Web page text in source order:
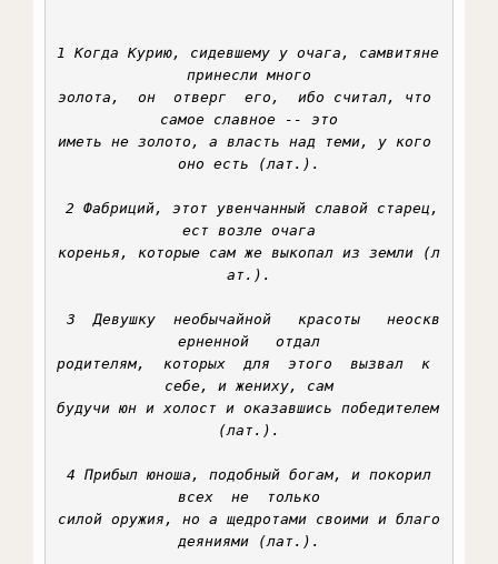
1 Когда Курию, сидевшему у очага, самвитяне
принесли много
эолота,  он  отверг  его,  ибо считал, что
самое славное -- это
иметь не золото, а власть над теми, у кого
оно есть (лат.).
ест возле очага
коренья, которые сам же выкопал из земли (л
ат.).
ерненной   отдал
родителям,  которых  для  этого  вызвал  к
себе, и жениху, сам
будучи юн и холост и оказавшись победителем
(лат.).
всех  не  только
силой оружия, но а щедротами своими и благо
деяниями (лат.).